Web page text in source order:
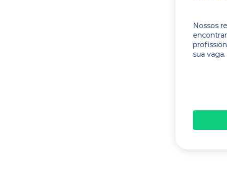
Nossos
sua vaga.